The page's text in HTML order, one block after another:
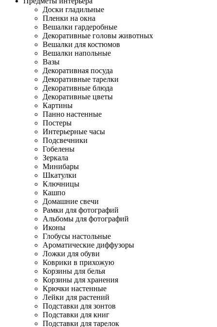
Доски гладильные
Пленки на окна
Вешалки гардеробные
Декоративные головы животных
Вешалки для костюмов
Вешалки напольные
Вазы
Декоративная посуда
Декоративные тарелки
Декоративные блюда
Декоративные цветы
Картины
Панно настенные
Постеры
Интерьерные часы
Подсвечники
Гобелены
Зеркала
Минибары
Шкатулки
Ключницы
Кашпо
Домашние свечи
Рамки для фотографий
Альбомы для фотографий
Иконы
Глобусы настольные
Ароматические диффузоры
Ложки для обуви
Коврики в прихожую
Корзины для белья
Корзины для хранения
Крючки настенные
Лейки для растений
Подставки для зонтов
Подставки для книг
Подставки для тарелок